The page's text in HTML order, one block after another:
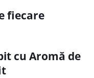
fiecare
cu Aromă de